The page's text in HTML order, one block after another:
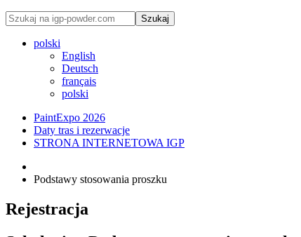
Szukaj
polski
English
Deutsch
français
polski
PaintExpo 2026
Daty tras i rezerwacje
STRONA INTERNETOWA IGP
Podstawy stosowania proszku
Rejestracja